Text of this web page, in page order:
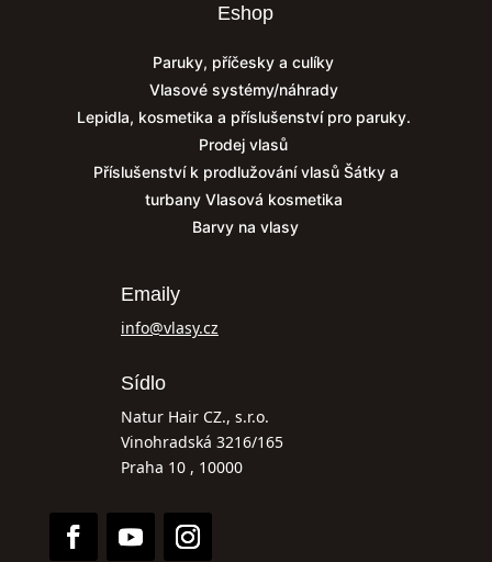
Eshop
Paruky, příčesky a culíky
Vlasové systémy/náhrady
Lepidla, kosmetika a příslušenství pro paruky.
Prodej vlasů
Příslušenství k prodlužování vlasů Šátky a
turbany Vlasová kosmetika
Barvy na vlasy
Emaily
info@vlasy.cz
Sídlo
Natur Hair CZ., s.r.o.
Vinohradská 3216/165
Praha 10 , 10000